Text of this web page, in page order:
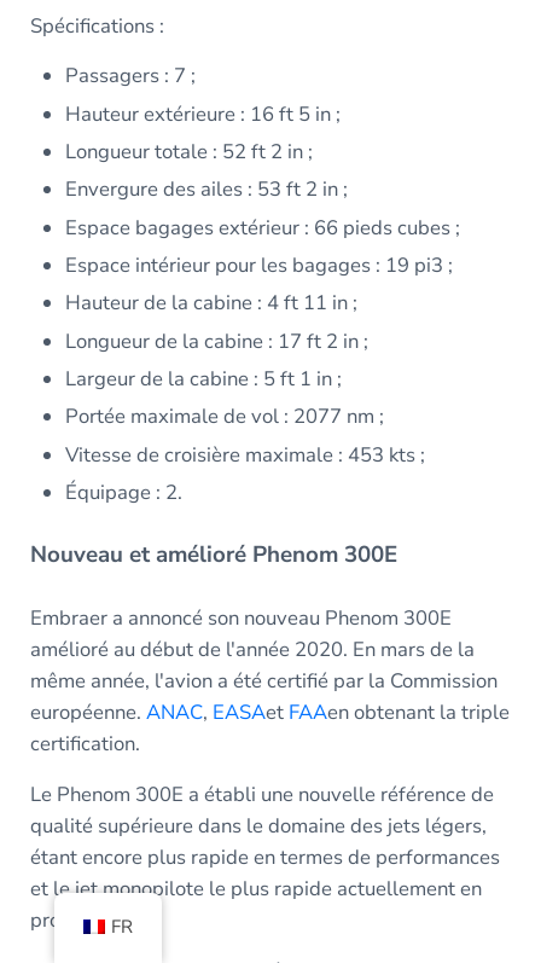
Spécifications :
Passagers : 7 ;
Hauteur extérieure : 16 ft 5 in ;
Longueur totale : 52 ft 2 in ;
Envergure des ailes : 53 ft 2 in ;
Espace bagages extérieur : 66 pieds cubes ;
Espace intérieur pour les bagages : 19 pi3 ;
Hauteur de la cabine : 4 ft 11 in ;
Longueur de la cabine : 17 ft 2 in ;
Largeur de la cabine : 5 ft 1 in ;
Portée maximale de vol : 2077 nm ;
Vitesse de croisière maximale : 453 kts ;
Équipage : 2.
Nouveau et amélioré Phenom 300E
Embraer a annoncé son nouveau Phenom 300E
amélioré au début de l'année 2020. En mars de la
même année, l'avion a été certifié par la Commission
européenne. ANAC, EASAet FAAen obtenant la triple
certification.
Le Phenom 300E a établi une nouvelle référence de
qualité supérieure dans le domaine des jets légers,
étant encore plus rapide en termes de performances
et le jet monopilote le plus rapide actuellement en
production.
FR